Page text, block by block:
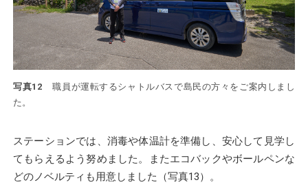
写真12 職員が運転するシャトルバスで島民の方々をご案内しまし
た。
ステーションでは、消毒や体温計を準備し、安心して見学し
てもらえるよう努めました。またエコバックやボールペンな
どのノベルティも用意しました（写真13）。